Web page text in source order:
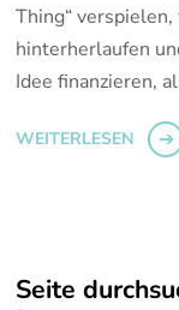
Thing“
hinterherlaufen
Idee finanzieren,
WEITERLESEN
Seite